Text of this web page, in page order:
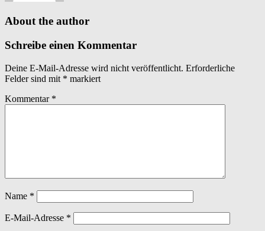
About the author
Schreibe einen Kommentar
Deine E-Mail-Adresse wird nicht veröffentlicht. Erforderliche
Felder sind mit * markiert
Kommentar *
Name *
E-Mail-Adresse *